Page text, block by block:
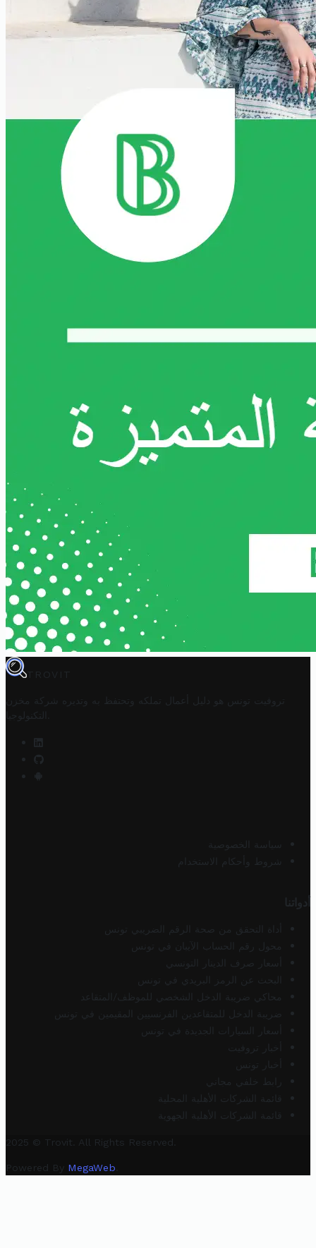
TROVIT
تروفيت تونس هو دليل أعمال تملكه وتحتفظ به وتديره
شركة مخزن
التكنولوجيا
سياسة الخصوصية
شروط وأحكام الاستخدام
أدواتنا
أداة التحقق من صحة الرقم الضريبي تونس
محول رقم الحساب الآيبان في تونس
أسعار صرف الدينار التونسي
البحث عن الرمز البريدي في تونس
محاكي ضريبة الدخل الشخصي للموظف/المتقاعد
ضريبة الدخل للمتقاعدين الفرنسيين المقيمين في تونس
أسعار السيارات الجديدة في تونس
أخبار تروفيت
أخبار تونس
رابط خلفي مجاني
قائمة الشركات الأهلية المحلية
قائمة الشركات الأهلية الجهوية
2025 © Trovit. All Rights Reserved.
Powered By MegaWeb